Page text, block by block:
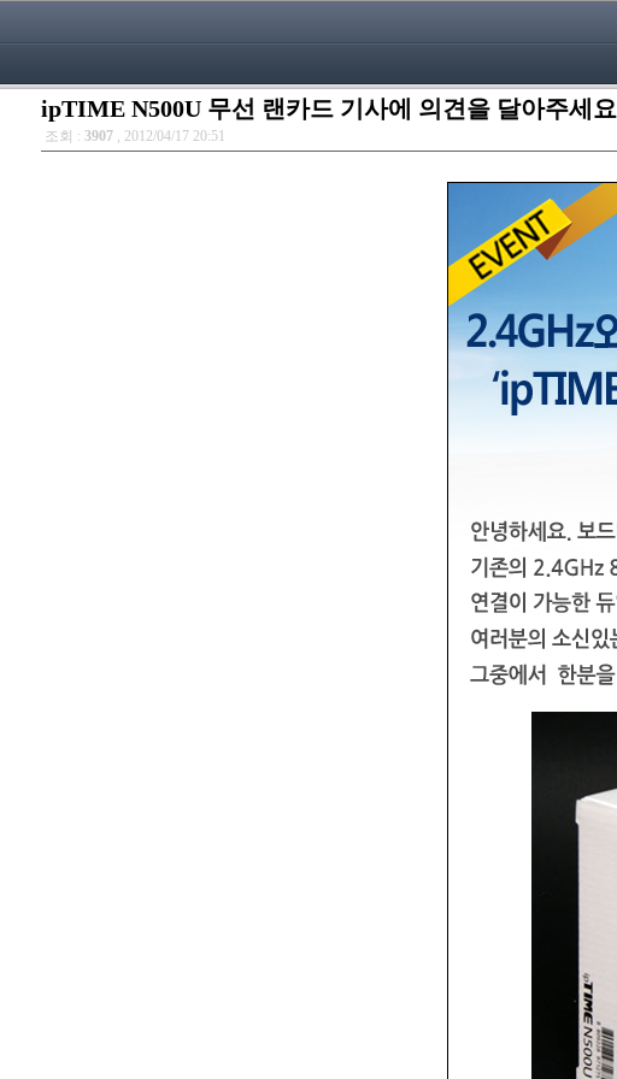
ipTIME N500U 무선 랜카드 기사에 의견을 달아주세요
조회 : 3907 , 2012/04/17 20:51